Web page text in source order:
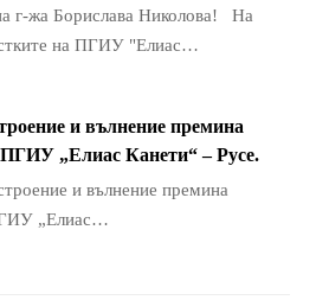
г-жа Борислава Николова! На
на ПГИУ "Елиас…
и вълнение премина
„Елиас Канети“ – Русе.
и вълнение премина
„Елиас…